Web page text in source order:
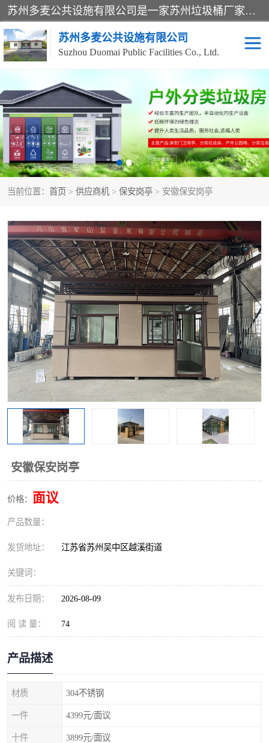
苏州多麦公共设施有限公司是一家苏州垃圾桶厂家，主营：塑料垃圾桶、分类果皮箱、户外园林椅、保安岗亭等产品厂家。全国统一热线电话：17105580222。公司组建完善的团队。设计人员，能根据客户要求，提供适合的设计方案，来满足客户的需求。
苏州多麦公共设施有限公司
Suzhou Duomai Public Facilities Co., Ltd.
当前位置： 首页 > 供应商机 > 保安岗亭 > 安徽保安岗亭
安徽保安岗亭
价格： 面议
产品数量：
发货地址： 江苏省苏州吴中区越溪街道
关键词：
发布日期： 2026-08-09
阅 读 量： 74
产品描述
材质 304不锈钢
一件 4399元/面议
十件 3899元/面议
办公室脚踩垃圾桶 保安岗亭
分类果皮箱 公园椅
垃圾分类房 塑料垃圾桶
防疫岗亭 吸烟岗亭
移动厕所